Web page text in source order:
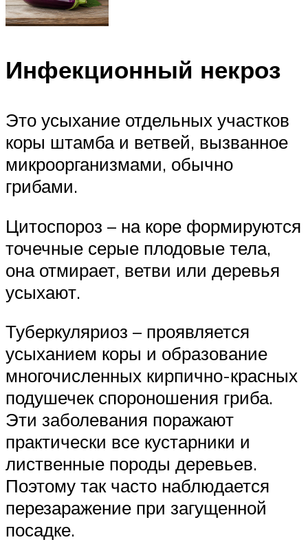
Инфекционный некроз
Это усыхание отдельных участков
коры штамба и ветвей, вызванное
микроорганизмами, обычно
грибами.
Цитоспороз – на коре формируются
точечные серые плодовые тела,
она отмирает, ветви или деревья
усыхают.
Туберкуляриоз – проявляется
усыханием коры и образование
многочисленных кирпично-красных
подушечек спороношения гриба.
Эти заболевания поражают
практически все кустарники и
лиственные породы деревьев.
Поэтому так часто наблюдается
перезаражение при загущенной
посадке.